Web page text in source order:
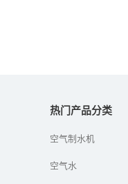
热门产品分类
空气制水机
空气水